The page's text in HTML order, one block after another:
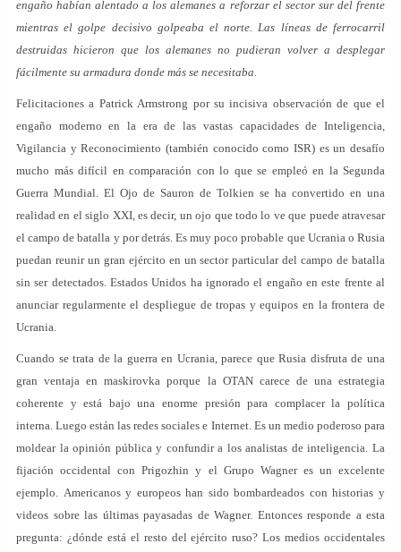
engaño habían alentado a los alemanes a reforzar el sector sur del frente
mientras el golpe decisivo golpeaba el norte. Las líneas de ferrocarril
destruidas hicieron que los alemanes no pudieran volver a desplegar
fácilmente su armadura donde más se necesitaba.
Felicitaciones a Patrick Armstrong por su incisiva observación de que el
engaño moderno en la era de las vastas capacidades de Inteligencia,
Vigilancia y Reconocimiento (también conocido como ISR) es un desafío
mucho más difícil en comparación con lo que se empleó en la Segunda
Guerra Mundial. El Ojo de Sauron de Tolkien se ha convertido en una
realidad en el siglo XXI, es decir, un ojo que todo lo ve que puede atravesar
el campo de batalla y por detrás. Es muy poco probable que Ucrania o Rusia
puedan reunir un gran ejército en un sector particular del campo de batalla
sin ser detectados. Estados Unidos ha ignorado el engaño en este frente al
anunciar regularmente el despliegue de tropas y equipos en la frontera de
Ucrania.
Cuando se trata de la guerra en Ucrania, parece que Rusia disfruta de una
gran ventaja en maskirovka porque la OTAN carece de una estrategia
coherente y está bajo una enorme presión para complacer la política
interna. Luego están las redes sociales e Internet. Es un medio poderoso para
moldear la opinión pública y confundir a los analistas de inteligencia. La
fijación occidental con Prigozhin y el Grupo Wagner es un excelente
ejemplo. Americanos y europeos han sido bombardeados con historias y
videos sobre las últimas payasadas de Wagner. Entonces responde a esta
pregunta: ¿dónde está el resto del ejército ruso? Los medios occidentales